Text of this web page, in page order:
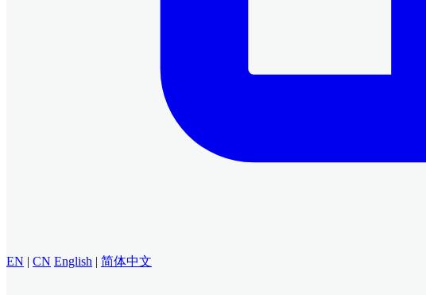
EN | CN English | 简体中文